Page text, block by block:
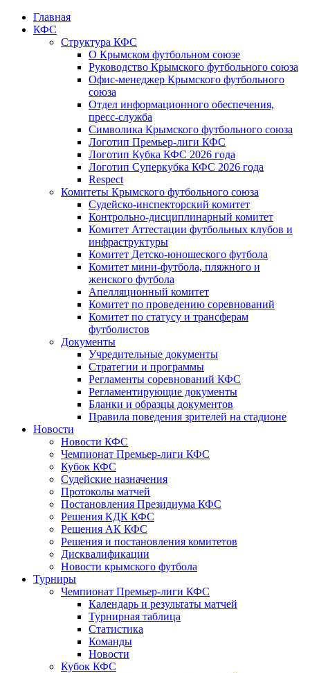
Главная
КФС
Структура КФС
О Крымском футбольном союзе
Руководство Крымского футбольного союза
Офис-менеджер Крымского футбольного
союза
Отдел информационного обеспечения,
пресс-служба
Символика Крымского футбольного союза
Логотип Премьер-лиги КФС
Логотип Кубка КФС 2026 года
Логотип Суперкубка КФС 2026 года
Respect
Комитеты Крымского футбольного союза
Судейско-инспекторский комитет
Контрольно-дисциплинарный комитет
Комитет Аттестации футбольных клубов и
инфраструктуры
Комитет Детско-юношеского футбола
Комитет мини-футбола, пляжного и
женского футбола
Апелляционный комитет
Комитет по проведению соревнований
Комитет по статусу и трансферам
футболистов
Документы
Учредительные документы
Стратегии и программы
Регламенты соревнований КФС
Регламентирующие документы
Бланки и образцы документов
Правила поведения зрителей на стадионе
Новости
Новости КФС
Чемпионат Премьер-лиги КФС
Кубок КФС
Судейские назначения
Протоколы матчей
Постановления Президиума КФС
Решения КДК КФС
Решения АК КФС
Решения и постановления комитетов
Дисквалификации
Новости крымского футбола
Турниры
Чемпионат Премьер-лиги КФС
Календарь и результаты матчей
Турнирная таблица
Статистика
Команды
Новости
Кубок КФС